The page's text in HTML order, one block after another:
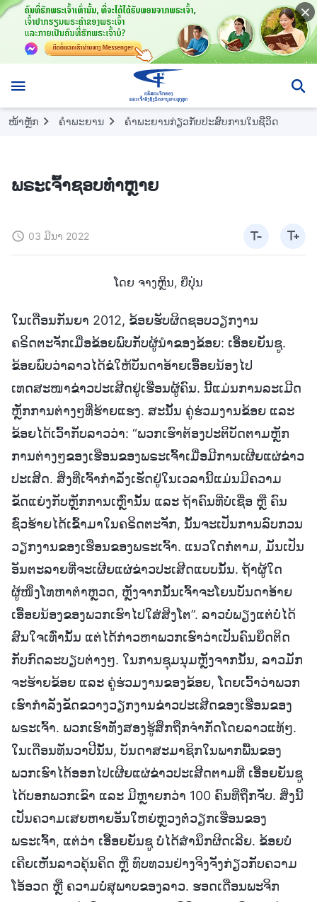
ໜ້າຫຼັກ ຄຳພະຍານ ຄຳພະຍານກ່ຽວກັບປະສົບການໃນຊີວິດ
ພຣະເຈົ້າຊອບທໍາຫຼາຍ
03 ມີນາ 2022
ໂດຍ ຈາງຫຼິນ, ຍີ່ປຸ່ນ
ໃນເດືອນກັນຍາ 2012, ຂ້ອຍຮັບຜິດຊອບວຽກງານ
ຄຣິດຕະຈັກເມື່ອຂ້ອຍພົບກັບຜູ້ນໍາຂອງຂ້ອຍ: ເອື້ອຍຍັນຊູ.
ຂ້ອຍພົບວ່າລາວໄດ້ຂໍໃຫ້ບັນດາອ້າຍເອື້ອຍນ້ອງໄປ
ເທດສະໜາຂ່າວປະເສີດຢູ່ເຮືອນຜູ້ຄົນ. ນີ້ແມ່ນການລະເມີດ
ຫຼັກການຕ່າງໆທີ່ຮ້າຍແຮງ. ສະນັ້ນ ຄູ່ຮ່ວມງານຂ້ອຍ ແລະ
ຂ້ອຍໄດ້ເວົ້າກັບລາວວ່າ: “ພວກເຮົາຕ້ອງປະຕິບັດຕາມຫຼັກ
ການຕ່າງໆຂອງເຮືອນຂອງພຣະເຈົ້າເມື່ອມີການເຜີຍແຜ່ຂ່າວ
ປະເສີດ. ສິ່ງທີ່ເຈົ້າກໍາລັງເຮັດຢູ່ໃນເວລານີ້ແມ່ນມີຄວາມ
ຂັດແຍ່ງກັບຫຼັກການເຫຼົ່ານັ້ນ ແລະ ຖ້າຄົນທີ່ບໍ່ເຊື່ອ ຫຼື ຄົນ
ຊົ່ວຮ້າຍໄດ້ເຂົ້າມາໃນຄຣິດຕະຈັກ, ນັ້ນຈະເປັນການລົບກວນ
ວຽກງານຂອງເຮືອນຂອງພຣະເຈົ້າ. ແນວໃດກໍ່ຕາມ, ມັນເປັນ
ອັນຕະລາຍທີ່ຈະເຜີຍແຜ່ຂ່າວປະເສີດແບບນັ້ນ. ຖ້າຜູ້ໃດ
ຜູ້ໜຶ່ງໂທຫາຕຳຫຼວດ, ຫຼັງຈາກນັ້ນເຈົ້າຈະໂຍນບັນດາອ້າຍ
ເອື້ອຍນ້ອງຂອງພວກເຮົາໄປໃສ່ສິງໂຕ”. ລາວບໍ່ພຽງແຕ່ບໍ່ໄດ້
ສົນໃຈເທົ່ານັ້ນ ແຕ່ໄດ້ກ່າວຫາພວກເຮົາວ່າເປັນຄົນຍຶດຕິດ
ກັບກົດລະບຽບຕ່າງໆ. ໃນການຊຸມນຸມຫຼັງຈາກນັ້ນ, ລາວມັກ
ຈະຮ້າຍຂ້ອຍ ແລະ ຄູ່ຮ່ວມງານຂອງຂ້ອຍ, ໂດຍເວົ້າວ່າພວກ
ເຮົາກໍາລັງຂັດຂວາງວຽກງານຂ່າວປະເສີດຂອງເຮືອນຂອງ
ພຣະເຈົ້າ. ພວກເຮົາທັງສອງຮູ້ສຶກຖືກຈຳກັດໂດຍລາວແທ້ໆ.
ໃນເດືອນທັນວາປີນັ້ນ, ບັນດາສະມາຊິກໃນພາກພື້ນຂອງ
ພວກເຮົາໄດ້ອອກໄປເຜີຍແຜ່ຂ່າວປະເສີດຕາມທີ່ ເອື້ອຍຍັນຊູ
ໄດ້ບອກພວກເຂົາ ແລະ ມີຫຼາຍກວ່າ 100 ຄົນທີ່ຖືກຈັບ. ສິ່ງນີ້
ເປັນຄວາມເສຍຫາຍອັນໃຫຍ່ຫຼວງຕໍ່ວຽກເຮືອນຂອງ
ພຣະເຈົ້າ, ແຕ່ວ່າ ເອື້ອຍຍັນຊູ ບໍ່ໄດ້ສໍານຶກຜິດເລີຍ. ຂ້ອຍບໍ່
ເຄີຍເຫັນລາວຄຸ້ນຄິດ ຫຼື ທົບທວນຢ່າງຈິງຈັງກ່ຽວກັບຄວາມ
ໂອ້ອວດ ຫຼື ຄວາມບໍ່ສຸພາບຂອງລາວ. ຮອດເດືອນພະຈິກ